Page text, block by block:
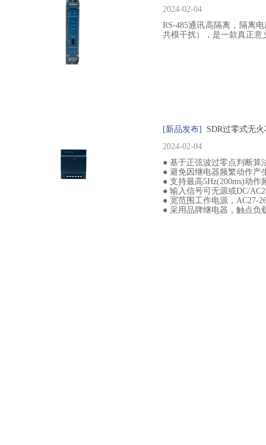
2024-02-04
RS-485通讯高隔离，隔离
共模干扰），是一款真正意
[新品发布]
SDR过零式无
2024-02-04
● 基于正弦波过零点判断算
● 避免因继电器频繁动作产
● 支持最高5Hz(200ms)动
● 输入信号可无源或DC/
● 宽范围工作电源，AC27-
● 采用品牌继电器，触点负